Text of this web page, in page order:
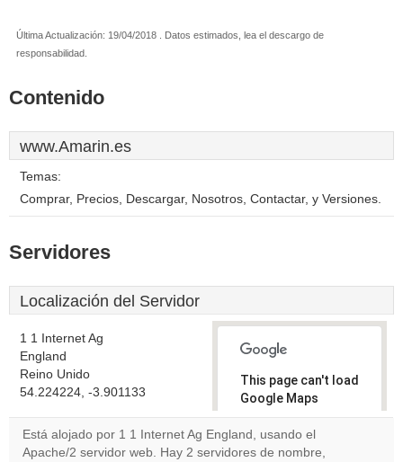
Última Actualización: 19/04/2018 . Datos estimados, lea el descargo de
responsabilidad.
Contenido
www.Amarin.es
Temas:
Comprar, Precios, Descargar, Nosotros, Contactar, y Versiones.
Servidores
Localización del Servidor
1 1 Internet Ag
England
Reino Unido
54.224224, -3.901133
This page can't load
Google Maps
correctly.
Do you
Está alojado por 1 1 Internet Ag England, usando el
Apache/2 servidor web. Hay 2 servidores de nombre,